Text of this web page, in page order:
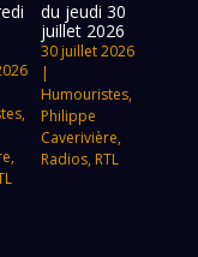
,
,
du jeudi 30
juillet 2026
30 juillet 2026
|
Humouristes,
Philippe
Caverivière,
Radios, RTL